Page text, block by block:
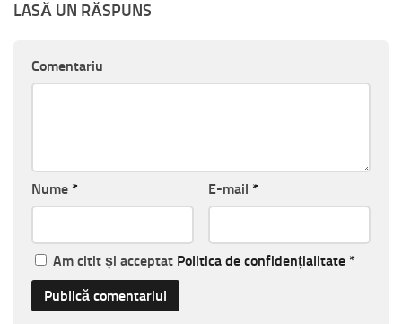
LASĂ UN RĂSPUNS
Comentariu
Nume * E-mail *
Am citit și acceptat Politica de confidențialitate *